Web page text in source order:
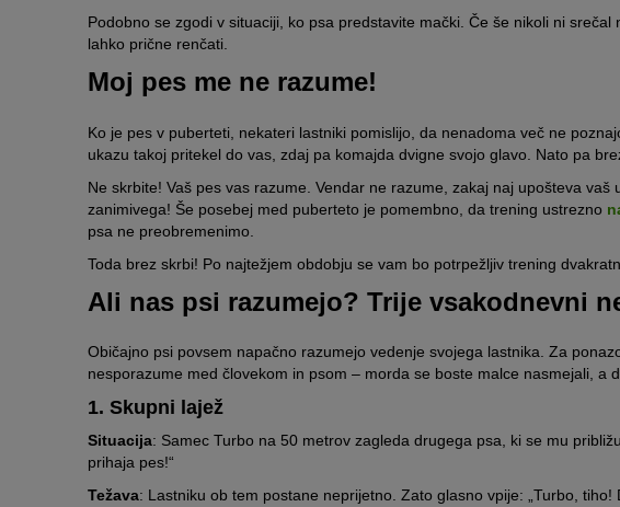
Podobno se zgodi v situaciji, ko psa predstavite mački. Če še nikoli ni
lahko prične renčati.
Moj pes me ne razume!
Ko je pes v puberteti, nekateri lastniki pomislijo, da nenadoma več ne
ukazu takoj pritekel do vas, zdaj pa komajda dvigne svojo glavo. Nato pa
Ne skrbite! Vaš pes vas razume. Vendar ne razume, zakaj naj upošteva
zanimivega! Še posebej med puberteto je pomembno, da trening ustrezno
psa ne preobremenimo.
Toda brez skrbi! Po najtežjem obdobju se vam bo potrpežljiv trening
Ali nas psi razumejo? Trije vsakodnevni
Običajno psi povsem napačno razumejo vedenje svojega lastnika. Za
nesporazume med človekom in psom – morda se boste malce nasmejali, a
1. Skupni lajež
Situacija: Samec Turbo na 50 metrov zagleda drugega psa, ki se mu
prihaja pes!“
Težava: Lastniku ob tem postane neprijetno. Zato glasno vpije: „Turbo, tiho!